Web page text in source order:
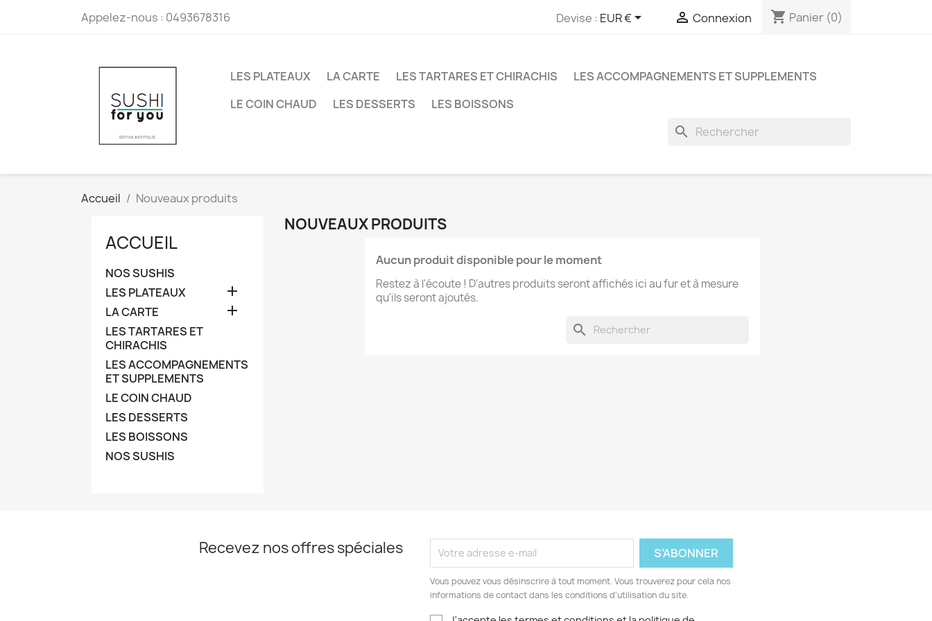
Appelez-nous : 0493678316 Devise : EUR €  Connexion shopping_cart Panier (0)
LES PLATEAUX LA CARTE LES TARTARES ET CHIRACHIS
LES ACCOMPAGNEMENTS ET SUPPLEMENTS
LE COIN CHAUD
LES DESSERTS LES BOISSONS
search
Accueil Nouveaux produits
ACCUEIL
NOS SUSHIS
LES PLATEAUX

LA CARTE 
LES TARTARES ET
CHIRACHIS
LES ACCOMPAGNEMENTS
ET SUPPLEMENTS
LE COIN CHAUD
LES DESSERTS
LES BOISSONS
NOS SUSHIS
NOUVEAUX PRODUITS
Aucun produit disponible pour le moment
Restez à l'écoute ! D'autres produits seront affichés ici au fur et à mesure
qu'ils seront ajoutés.
search
Recevez nos offres spéciales
Vous pouvez vous désinscrire à tout moment. Vous trouverez pour cela nos
informations de contact dans les conditions d'utilisation du site.